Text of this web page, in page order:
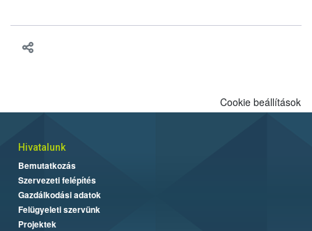
Cookie beállítások
Hivatalunk
Bemutatkozás
Szervezeti felépítés
Gazdálkodási adatok
Felügyeleti szervünk
Projektek